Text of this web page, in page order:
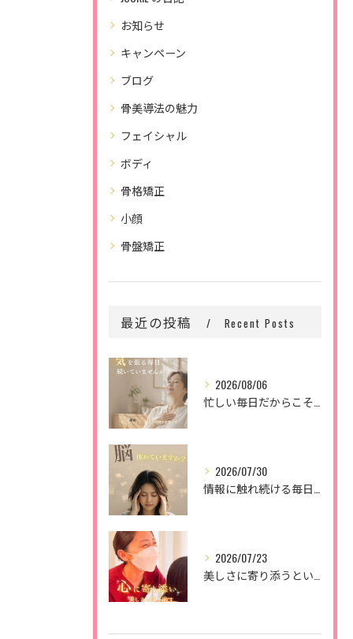
お知らせ
キャンペーン
ブログ
骨美導法の魅力
フェイシャル
ボディ
骨格矯正
小顔
骨盤矯正
最近の投稿 Recent Posts
2026/08/06
2026/07/30
2026/07/23